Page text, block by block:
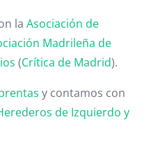
la Asociación de
Madrileña de
(Crítica de Madrid).
y contamos con
de Izquierdo y